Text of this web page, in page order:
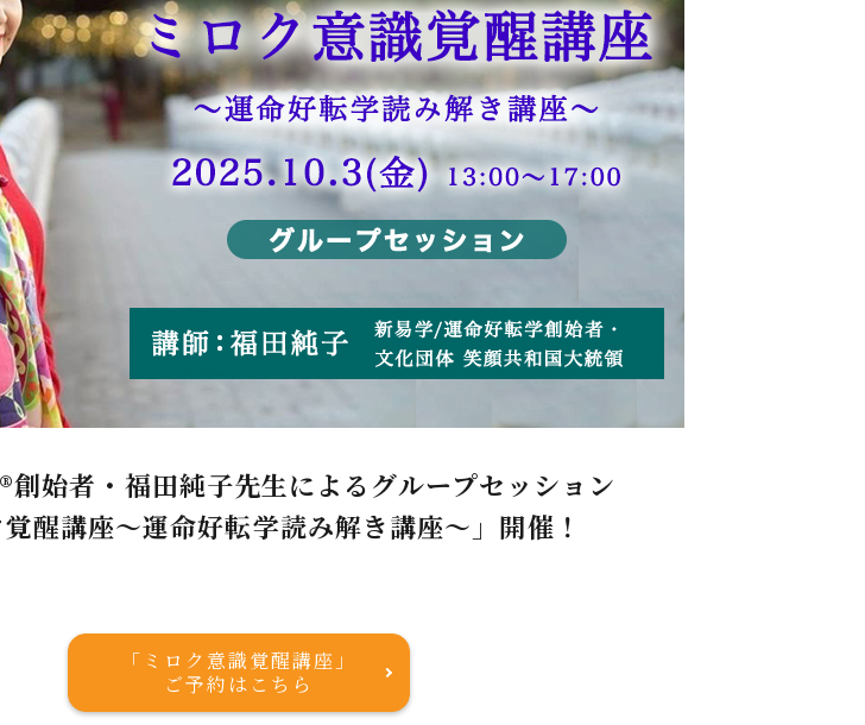
創始者・福田純子先生によるグループセッション
覚醒講座～運命好転学読み解き講座～」開催！
「ミロク意識覚醒講座」
ご予約はこちら